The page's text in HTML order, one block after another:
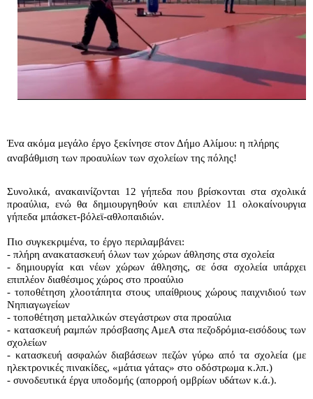
Ένα ακόμα μεγάλο έργο ξεκίνησε στον Δήμο Αλίμου: η πλήρης
αναβάθμιση των προαυλίων των σχολείων της πόλης!
Συνολικά, ανακαινίζονται 12 γήπεδα που βρίσκονται στα σχολικά
προαύλια, ενώ θα δημιουργηθούν και επιπλέον 11 ολοκαίνουργια
γήπεδα μπάσκετ-βόλεϊ-αθλοπαιδιών.
Πιο συγκεκριμένα, το έργο περιλαμβάνει:
- πλήρη ανακατασκευή όλων των χώρων άθλησης στα σχολεία
- δημιουργία και νέων χώρων άθλησης, σε όσα σχολεία υπάρχει
επιπλέον διαθέσιμος χώρος στο προαύλιο
- τοποθέτηση χλοοτάπητα στους υπαίθριους χώρους παιχνιδιού των
Νηπιαγωγείων
- τοποθέτηση μεταλλικών στεγάστρων στα προαύλια
- κατασκευή ραμπών πρόσβασης ΑμεΑ στα πεζοδρόμια-εισόδους των
σχολείων
- κατασκευή ασφαλών διαβάσεων πεζών γύρω από τα σχολεία (με
ηλεκτρονικές πινακίδες, «μάτια γάτας» στο οδόστρωμα κ.λπ.)
- συνοδευτικά έργα υποδομής (απορροή ομβρίων υδάτων κ.ά.).